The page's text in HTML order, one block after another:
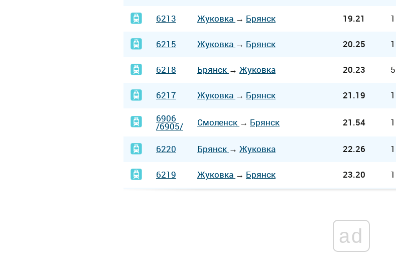
6213 Жуковка → Брянск 19.21
6215 Жуковка → Брянск 20.25
6218 Брянск → Жуковка 20.23
6217 Жуковка → Брянск 21.19
6906
/6905/ Смоленск → Брянск 21.54
6220 Брянск → Жуковка 22.26
6219 Жуковка → Брянск 23.20
ad